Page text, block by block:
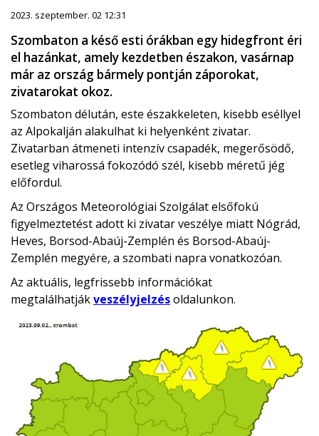
2023. szeptember. 02 12:31
Szombaton a késő esti órákban egy hidegfront éri
el hazánkat, amely kezdetben északon, vasárnap
már az ország bármely pontján záporokat,
zivatarokat okoz.
Szombaton délután, este északkeleten, kisebb eséllyel
az Alpokalján alakulhat ki helyenként zivatar.
Zivatarban átmeneti intenzív csapadék, megerősödő,
esetleg viharossá fokozódó szél, kisebb méretű jég
előfordul.
Az Országos Meteorológiai Szolgálat elsőfokú
figyelmeztetést adott ki zivatar veszélye miatt Nógrád,
Heves, Borsod-Abaúj-Zemplén és Borsod-Abaúj-
Zemplén megyére, a szombati napra vonatkozóan.
Az aktuális, legfrissebb információkat
megtalálhatjákveszélyjelzésoldalunkon.